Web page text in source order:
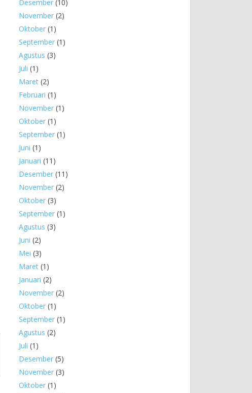
Desember (10)
November (2)
Oktober (1)
September (1)
Agustus (3)
Juli (1)
Maret (2)
Februari (1)
November (1)
Oktober (1)
September (1)
Juni (1)
Januari (11)
Desember (11)
November (2)
Oktober (3)
September (1)
Agustus (3)
Juni (2)
Mei (3)
Maret (1)
Januari (2)
November (2)
Oktober (1)
September (1)
Agustus (2)
Juli (1)
Desember (5)
November (3)
Oktober (1)